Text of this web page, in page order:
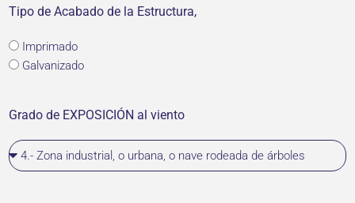
Tipo de Acabado de la Estructura,
Imprimado
Galvanizado
Grado de EXPOSICIÓN al viento